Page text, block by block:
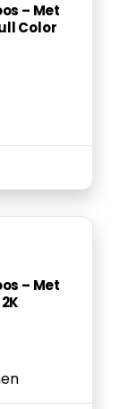
– Met
Color
– Met